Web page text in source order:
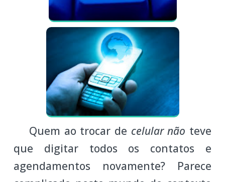
Quem ao trocar de celular não teve
que digitar todos os contatos e
agendamentos novamente? Parece